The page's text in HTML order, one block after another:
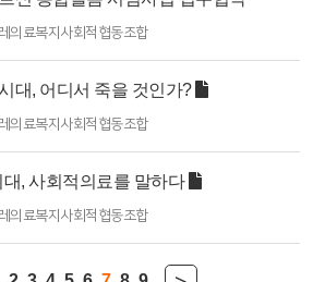
의료복지사회적협동조합
대, 어디서 죽을 것인가?
의료복지사회적협동조합
, 사회적의료를 말하다
의료복지사회적협동조합